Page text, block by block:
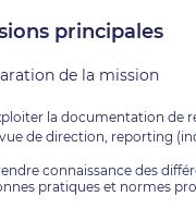
principales
de la mission
la documentation de
de direction, reporting
connaissance des
pratiques et normes